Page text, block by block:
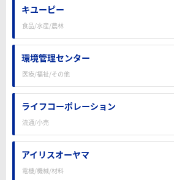
キユーピー
食品/水産/農林
環境管理センター
医療/福祉/その他
ライフコーポレーション
流通/小売
アイリスオーヤマ
電機/機械/材料